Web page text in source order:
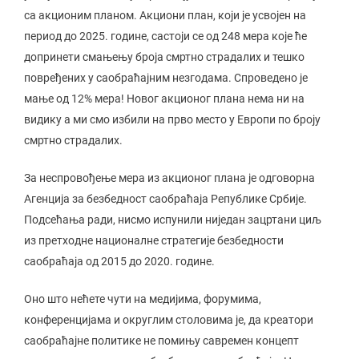
са акционим планом. Акциони план, који је усвојен на
период до 2025. године, састоји се од 248 мера које ће
допринети смањењу броја смртно страдалих и тешко
повређених у саобраћајним незгодама. Спроведено је
мање од 12% мера! Новог акционог плана нема ни на
видику а ми смо избили на прво место у Европи по броју
смртно страдалих.
За неспровођење мера из акционог плана је одговорна
Агенција за безбедност саобраћаја Републике Србије.
Подсећања ради, нисмо испунили ниједан зацртани циљ
из претходне националне стратегије безбедности
саобраћаја од 2015 до 2020. године.
Оно што нећете чути на медијима, форумима,
конференцијама и округлим столовима је, да креатори
саобраћајне политике не помињу савремен концепт